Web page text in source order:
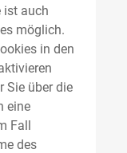
ist auch
möglich.
in den
Sie über die
eine
Fall
des